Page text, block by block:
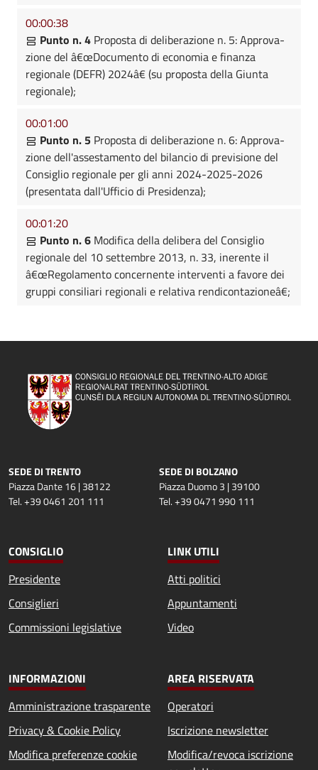
00:00:38
Punto n. 4 Proposta di deliberazione n. 5: Approva-
zione del â€œDocumento di economia e finanza
regionale (DEFR) 2024â€ (su proposta della Giunta
regionale);
00:01:00
Punto n. 5 Proposta di deliberazione n. 6: Approva-
zione dell'assestamento del bilancio di previsione del
Consiglio regionale per gli anni 2024-2025-2026
(presentata dall'Ufficio di Presidenza);
00:01:20
Punto n. 6 Modifica della delibera del Consiglio
regionale del 10 settembre 2013, n. 33, inerente il
â€œRegolamento concernente interventi a favore dei
gruppi consiliari regionali e relativa rendicontazioneâ€;
SEDE DI TRENTO
Piazza Dante 16 | 38122
Tel. +39 0461 201 111
SEDE DI BOLZANO
Piazza Duomo 3 | 39100
Tel. +39 0471 990 111
CONSIGLIO
Presidente
Consiglieri
Commissioni legislative
LINK UTILI
Atti politici
Appuntamenti
Video
INFORMAZIONI
Amministrazione trasparente
Privacy & Cookie Policy
Modifica preferenze cookie
AREA RISERVATA
Operatori
Iscrizione newsletter
Modifica/revoca iscrizione